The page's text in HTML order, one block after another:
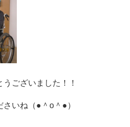
ございました！！
いね（●＾o＾●）